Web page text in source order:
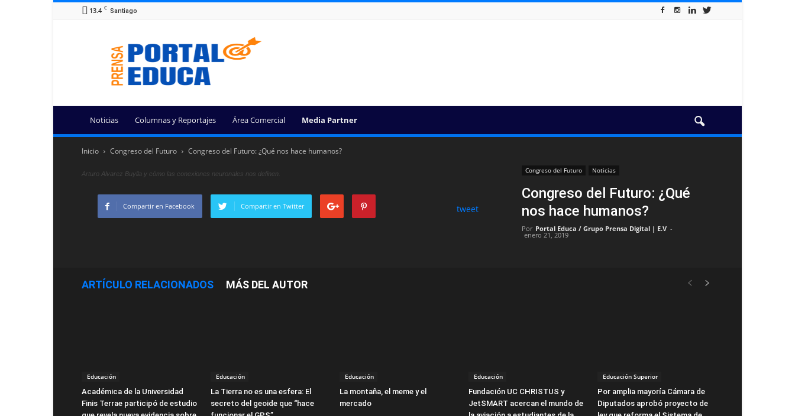
13.4 C Santiago
Portal
Educa
Noticias Columnas y Reportajes Área Comercial Media Partner
Inicio Congreso del Futuro Congreso del Futuro: ¿Qué nos hace humanos?
Congreso del Futuro Noticias
Congreso del Futuro: ¿Qué
nos hace humanos?
Por Portal Educa / Grupo Prensa Digital | E.V -
enero 21, 2019
Arturo Alvarez Buylla y cómo las conexiones neuronales nos definen.
Compartir en Facebook Compartir en Twitter tweet
ARTÍCULO RELACIONADOS MÁS DEL AUTOR
Educación
Académica de la Universidad
Finis Terrae participó de estudio
Educación
La Tierra no es una esfera: El
secreto del geoide que “hace
Educación
La montaña, el meme y el
mercado
Educación
Fundación UC CHRISTUS y
JetSMART acercan el mundo de
Educación Superior
Por amplia mayoría Cámara de
Diputados aprobó proyecto de